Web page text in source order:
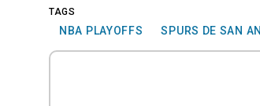
TAGS
NBA PLAYOFFS SPURS DE SAN